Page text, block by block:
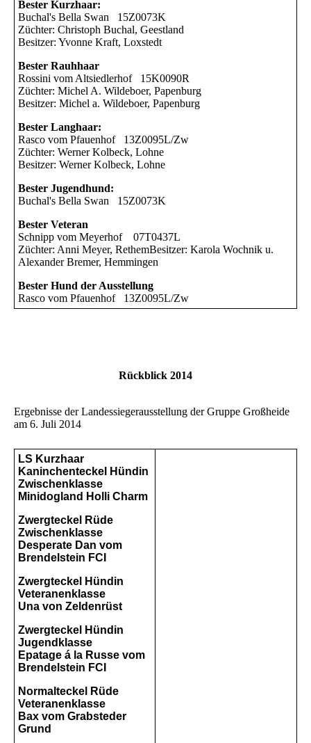
Bester Kurzhaar:
Buchal's Bella Swan 15Z0073K
Züchter: Christoph Buchal, Geestland
Besitzer: Yvonne Kraft, Loxstedt
Bester Rauhhaar
Rossini vom Altsiedlerhof 15K0090R
Züchter: Michel A. Wildeboer, Papenburg
Besitzer: Michel a. Wildeboer, Papenburg
Bester Langhaar:
Rasco vom Pfauenhof 13Z0095L/Zw
Züchter: Werner Kolbeck, Lohne
Besitzer: Werner Kolbeck, Lohne
Bester Jugendhund:
Buchal's Bella Swan 15Z0073K
Bester Veteran
Schnipp vom Meyerhof 07T0437L
Züchter: Anni Meyer, RethemBesitzer: Karola Wochnik u.
Alexander Bremer, Hemmingen
Bester Hund der Ausstellung
Rasco vom Pfauenhof 13Z0095L/Zw
Rückblick 2014
Ergebnisse der Landessiegerausstellung der Gruppe Großheide
am 6. Juli 2014
LS Kurzhaar
Kaninchenteckel Hündin
Zwischenklasse
Minidogland Holli Charm
Zwergteckel Rüde
Zwischenklasse
Desperate Dan vom
Brendelstein FCI
Zwergteckel Hündin
Veteranenklasse
Una von Zeldenrüst
Zwergteckel Hündin
Jugendklasse
Epatage á la Russe vom
Brendelstein FCI
Normalteckel Rüde
Veteranenklasse
Bax vom Grabsteder
Grund